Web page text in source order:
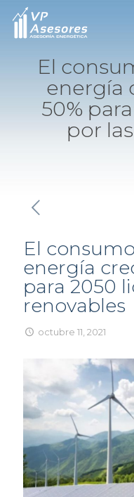
El
energía
50%
por
El
energía
para 2050
renovables
octubre 11, 2021